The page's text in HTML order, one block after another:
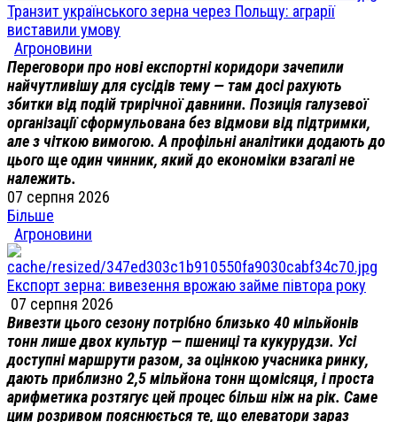
Транзит українського зерна через Польщу: аграрії
виставили умову
Агроновини
Переговори про нові експортні коридори зачепили
найчутливішу для сусідів тему — там досі рахують
збитки від подій трирічної давнини. Позиція галузевої
організації сформульована без відмови від підтримки,
але з чіткою вимогою. А профільні аналітики додають до
цього ще один чинник, який до економіки взагалі не
належить.
07 серпня 2026
Більше
Агроновини
Експорт зерна: вивезення врожаю займе півтора року
07 серпня 2026
Вивезти цього сезону потрібно близько 40 мільйонів
тонн лише двох культур — пшениці та кукурудзи. Усі
доступні маршрути разом, за оцінкою учасника ринку,
дають приблизно 2,5 мільйона тонн щомісяця, і проста
арифметика розтягує цей процес більш ніж на рік. Саме
цим розривом пояснюється те, що елеватори зараз